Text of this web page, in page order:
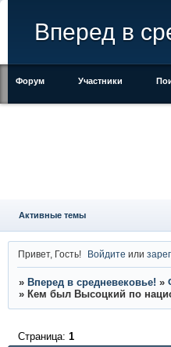
Вперед в
Форум Участники
Активные темы
Привет, Гость! Войдите или
» Вперед в средневековье! »
» Кем был Высоцкий по
Страница: 1